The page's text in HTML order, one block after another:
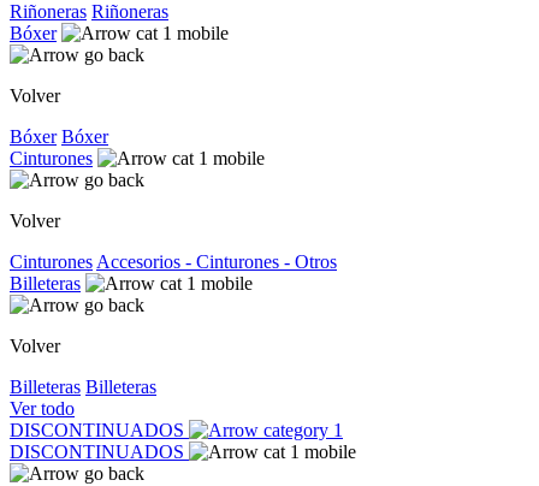
Riñoneras Riñoneras
Bóxer
Volver
Bóxer Bóxer
Cinturones
Volver
Cinturones Accesorios - Cinturones - Otros
Billeteras
Volver
Billeteras Billeteras
Ver todo
DISCONTINUADOS
DISCONTINUADOS